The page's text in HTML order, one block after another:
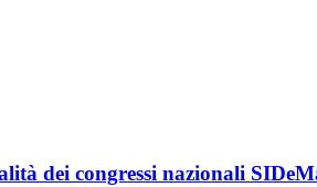
dei congressi nazionali